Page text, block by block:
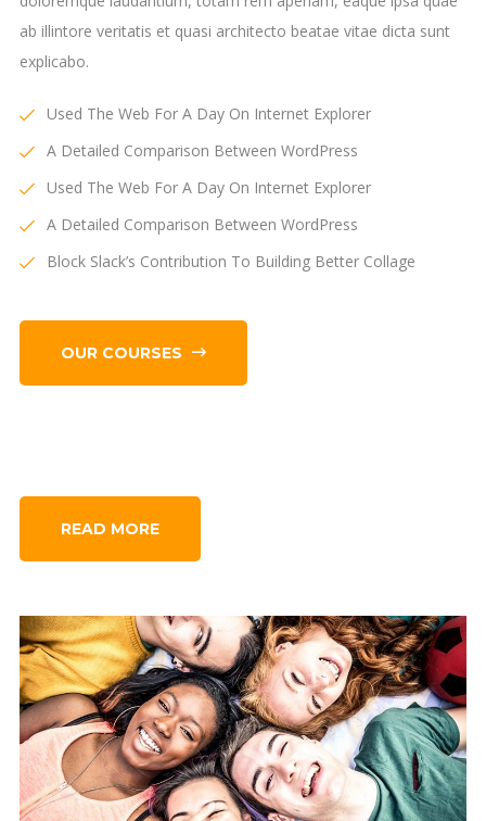
ab illintore veritatis et quasi architecto beatae vitae dicta sunt
explicabo.
Used The Web For A Day On Internet Explorer
A Detailed Comparison Between WordPress
Used The Web For A Day On Internet Explorer
A Detailed Comparison Between WordPress
Block Slack’s Contribution To Building Better Collage
OUR COURSES
READ MORE